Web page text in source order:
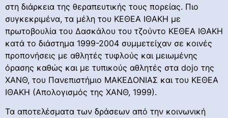
στη διάρκεια της θεραπευτικής τους πορείας. Πιο
συγκεκριμένα, τα μέλη του ΚΕΘΕΑ ΙΘΑΚΗ με
πρωτοβουλία του Δασκάλου του τζούντο ΚΕΘΕΑ ΙΘΑΚΗ
κατά το διάστημα 1999-2004 συμμετείχαν σε κοινές
προπονήσεις με αθλητές τυφλούς και μειωμένης
όρασης καθώς και με τυπικούς αθλητές στα dojo της
ΧΑΝΘ, του Πανεπιστήμιο ΜΑΚΕΔΟΝΙΑΣ και του ΚΕΘΕΑ
ΙΘΑΚΗ (Απολογισμός της ΧΑΝΘ, 1999).
Τα αποτελέσματα των δράσεων από την κοινωνική